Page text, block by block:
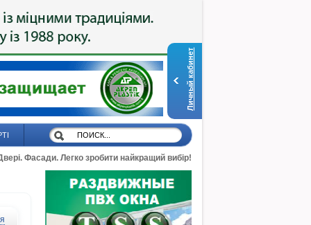
Личный кабинет
Фасади. Легко зробити найкращий вибір!